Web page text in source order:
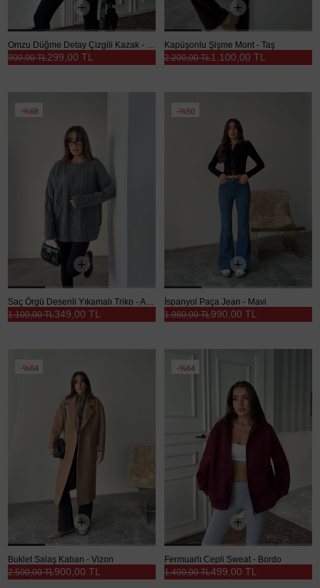
Omzu Düğme Detay Çizgili Kazak - Siyah
299,00 TL
900,00 TL
Kapüşonlu Şişme Mont - Taş
1.100,00 TL
2.200,00 TL
%68
Saç Örgü Desenli Yıkamalı Triko - Antrasit
349,00 TL
1.100,00 TL
%50
İspanyol Paça Jean - Mavi
990,00 TL
1.980,00 TL
%64
Buklet Salaş Kaban - Vizon
900,00 TL
2.500,00 TL
%64
Fermuarlı Cepli Sweat - Bordo
499,00 TL
1.400,00 TL